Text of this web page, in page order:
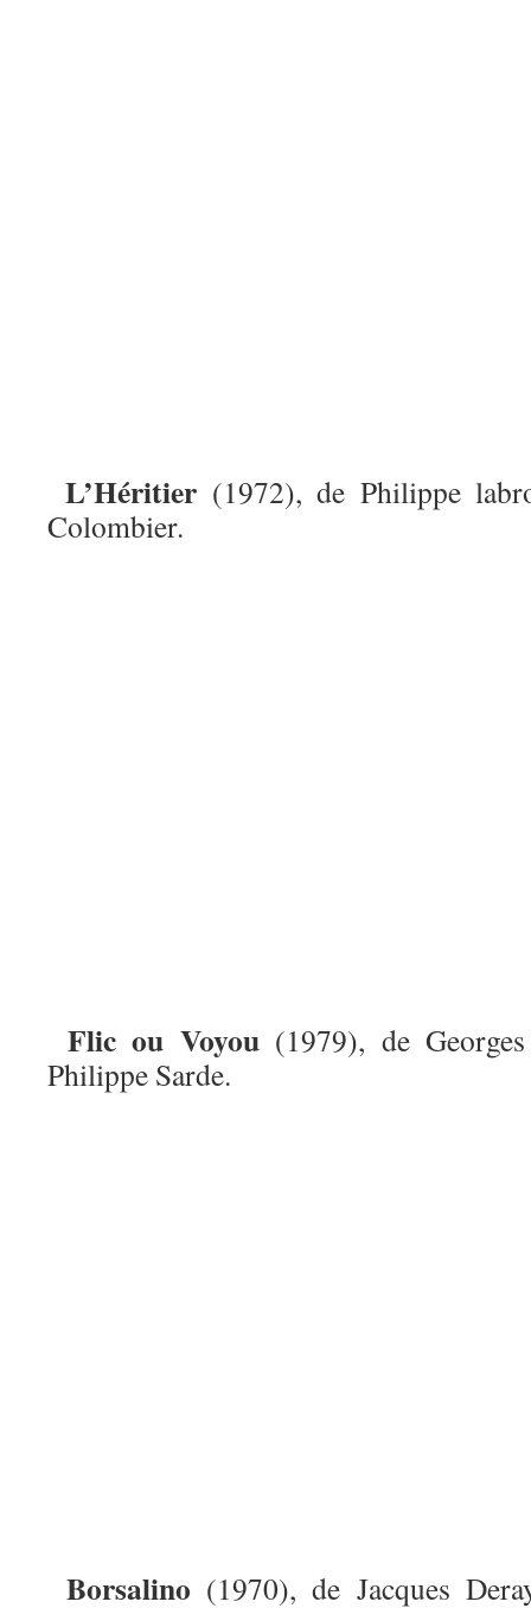
L’Héritier (1972), de Philippe
Colombier.
Flic ou Voyou(1979), de
Philippe Sarde.
Borsalino (1970), de Jacques